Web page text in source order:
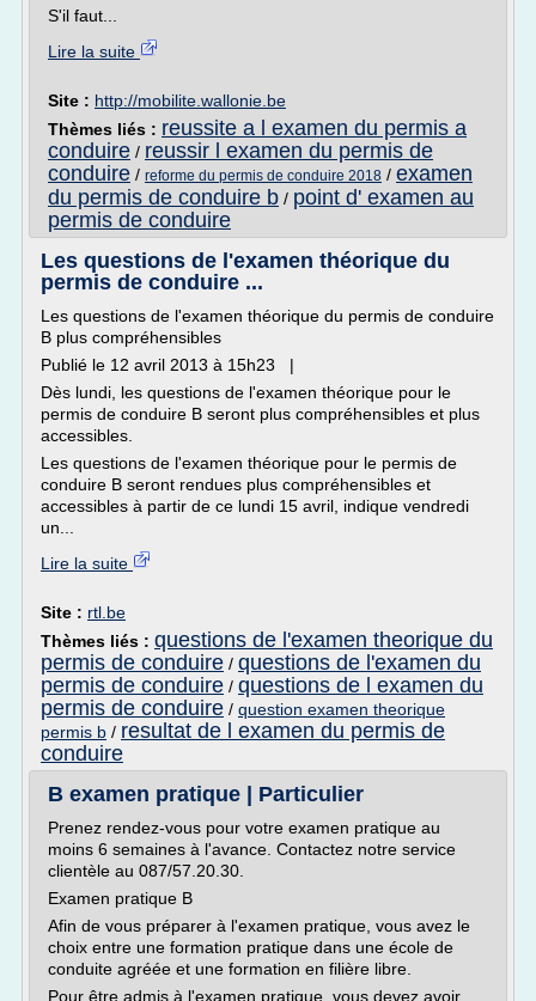
S'il faut...
Lire la suite
Site : http://mobilite.wallonie.be
Thèmes liés : reussite a l examen du permis a
conduire / reussir l examen du permis de
conduire / reforme du permis de conduire 2018 / examen
du permis de conduire b / point d' examen au
permis de conduire
Les questions de l'examen théorique du
permis de conduire ...
Les questions de l'examen théorique du permis de conduire
B plus compréhensibles
Publié le 12 avril 2013 à 15h23 |
Dès lundi, les questions de l'examen théorique pour le
permis de conduire B seront plus compréhensibles et plus
accessibles.
Les questions de l'examen théorique pour le permis de
conduire B seront rendues plus compréhensibles et
accessibles à partir de ce lundi 15 avril, indique vendredi
un...
Lire la suite
Site : rtl.be
Thèmes liés : questions de l'examen theorique du
permis de conduire / questions de l'examen du
permis de conduire / questions de l examen du
permis de conduire / question examen theorique
permis b / resultat de l examen du permis de
conduire
B examen pratique | Particulier
Prenez rendez-vous pour votre examen pratique au
moins 6 semaines à l'avance. Contactez notre service
clientèle au 087/57.20.30.
Examen pratique B
Afin de vous préparer à l'examen pratique, vous avez le
choix entre une formation pratique dans une école de
conduite agréée et une formation en filière libre.
Pour être admis à l'examen pratique, vous devez avoir